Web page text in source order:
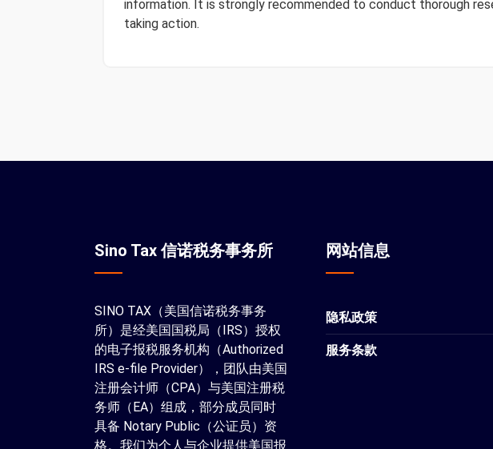
information. It is strongly recommended to conduct thorough
taking action.
Sino Tax 信诺税务事务所
SINO TAX（美国信诺税务事务
所）是经美国国税局（IRS）授权
的电子报税服务机构（Authorized
IRS e-file Provider），团队由美国
注册会计师（CPA）与美国注册税
务师（EA）组成，部分成员同时
具备 Notary Public（公证员）资
格。我们为个人与企业提供美国报
网站信息
隐私政策
服务条款